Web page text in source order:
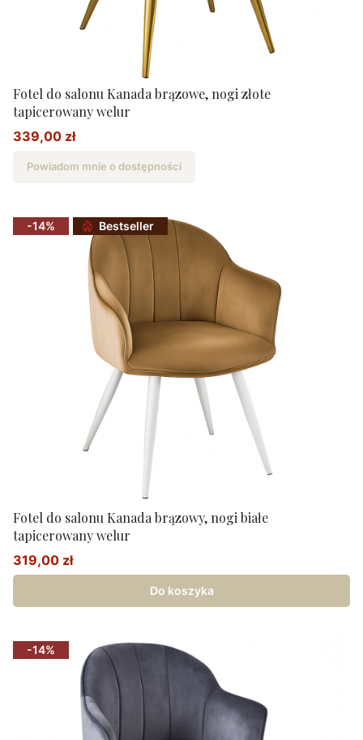
Fotel do salonu Kanada brązowe, nogi złote
tapicerowany welur
Cena promocyjna
339,00 zł
Powiadom mnie o dostępności
-14% Bestseller
Fotel do salonu Kanada brązowy, nogi białe
tapicerowany welur
Cena promocyjna
319,00 zł
Do koszyka
-14%